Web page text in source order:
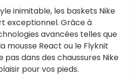
inimitable, les baskets Nike
exceptionnel. Grâce à
avancées telles que
mousse React ou le Flyknit
pas dans des chaussures Nike
pour vos pieds.